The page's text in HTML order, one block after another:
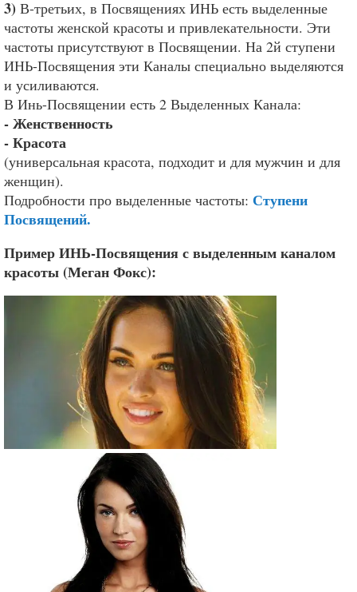
3) В-третьих, в Посвящениях ИНЬ есть выделенные
частоты женской красоты и привлекательности. Эти
частоты присутствуют в Посвящении. На 2й ступени
ИНЬ-Посвящения эти Каналы специально выделяются
и усиливаются.
В Инь-Посвящении есть 2 Выделенных Канала:
- Женственность
- Красота
(универсальная красота, подходит и для мужчин и для
женщин).
Подробности про выделенные частоты: Ступени
Посвящений.
Пример ИНЬ-Посвящения с выделенным каналом
красоты (Меган Фокс):